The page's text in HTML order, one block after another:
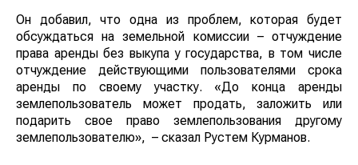
Он добавил, что одна из проблем, которая будет
обсуждаться на земельной комиссии – отчуждение
права аренды без выкупа у государства, в том числе
отчуждение действующими пользователями срока
аренды по своему участку. «До конца аренды
землепользователь может продать, заложить или
подарить свое право землепользования другому
землепользователю», – сказал Рустем Курманов.